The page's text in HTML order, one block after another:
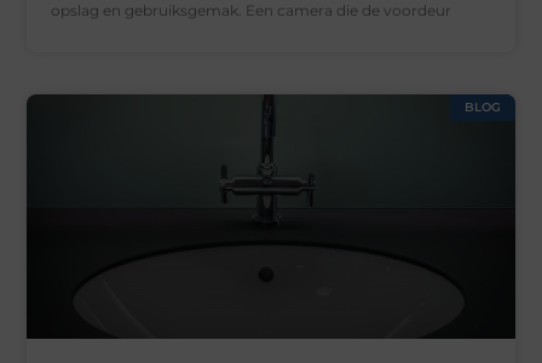
opslag en gebruiksgemak. Een camera die de voordeur
BLOG